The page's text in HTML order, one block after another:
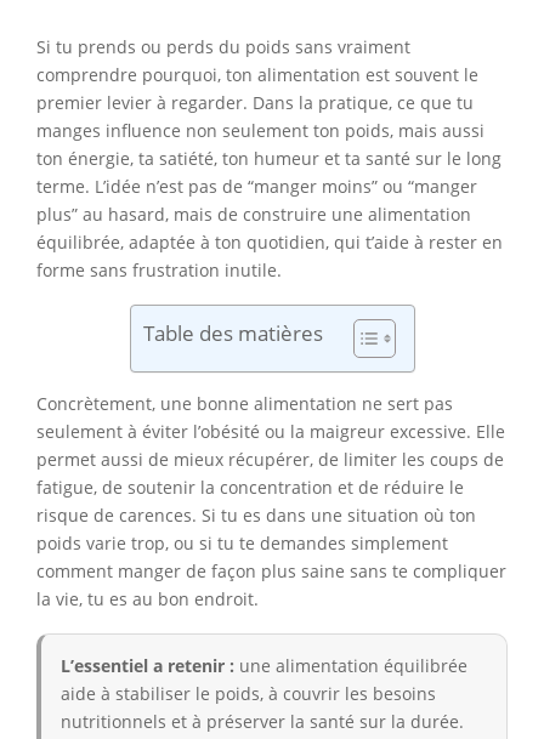
Si tu prends ou perds du poids sans vraiment
comprendre pourquoi, ton alimentation est souvent le
premier levier à regarder. Dans la pratique, ce que tu
manges influence non seulement ton poids, mais aussi
ton énergie, ta satiété, ton humeur et ta santé sur le long
terme. L’idée n’est pas de “manger moins” ou “manger
plus” au hasard, mais de construire une alimentation
équilibrée, adaptée à ton quotidien, qui t’aide à rester en
forme sans frustration inutile.
Table des matières
Concrètement, une bonne alimentation ne sert pas
seulement à éviter l’obésité ou la maigreur excessive. Elle
permet aussi de mieux récupérer, de limiter les coups de
fatigue, de soutenir la concentration et de réduire le
risque de carences. Si tu es dans une situation où ton
poids varie trop, ou si tu te demandes simplement
comment manger de façon plus saine sans te compliquer
la vie, tu es au bon endroit.
L’essentiel a retenir : une alimentation équilibrée
aide à stabiliser le poids, à couvrir les besoins
nutritionnels et à préserver la santé sur la durée.